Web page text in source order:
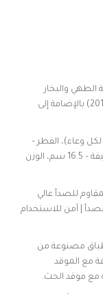
والبخار
المصنوعة من الفولاذ المقاوم للصدأ 14/1 (201) بالإضافة إلى
– السعة – 4500 مل (2250 مل لكل وعاء)، القطر –
20 سم، الارتفاع – وعاء واحد – 9.5 سم، الطبقة – 16.5 سم، الوزن
للصدأ عالي
| آمن للاستخدام
مصنوعة من
100% | متوافقة مع الموقد
مع موقد الحث.